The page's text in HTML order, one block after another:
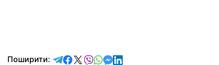
Поширити: відправити у Telegram
поділитись у Facebook
поділитись у X
відправити у Viber
відправити у Whatsapp
відправити у Messenger
відправити у LinkedIn